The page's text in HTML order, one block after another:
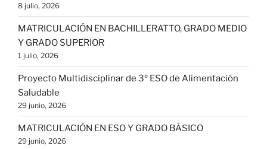
8 julio, 2026
MATRICULACIÓN EN BACHILLERATTO, GRADO MEDIO
Y GRADO SUPERIOR
1 julio, 2026
Proyecto Multidisciplinar de 3º ESO de Alimentación
Saludable
29 junio, 2026
MATRICULACIÓN EN ESO Y GRADO BÁSICO
29 junio, 2026